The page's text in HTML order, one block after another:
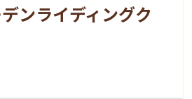
ンライディングク